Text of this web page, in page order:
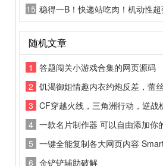
15 稳得一B！快递站吃肉！机动性超
随机文章
1
答题闯关小游戏合集的网页源码
2 饥渴御姐情趣内衣约炮反差，蕾
3 CF穿越火线，三角洲行动，逆战机器码修改软
4 一款名片制作器 可以自由添加你的电话，地址，邮箱，姓
5 一键全能复制各大网页内容
6 金铲铲辅助破解